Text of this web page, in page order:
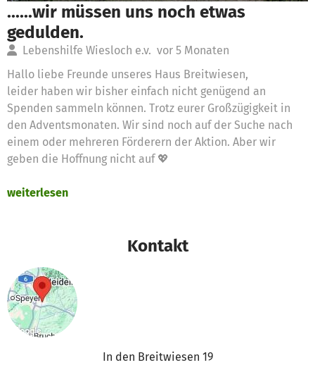
......wir müssen uns noch etwas
gedulden.
Lebenshilfe Wiesloch e.v. vor 5 Monaten
Hallo liebe Freunde unseres Haus Breitwiesen,
leider haben wir bisher einfach nicht genügend an
Spenden sammeln können. Trotz eurer Großzügigkeit in
den Adventsmonaten. Wir sind noch auf der Suche nach
einem oder mehreren Förderern der Aktion. Aber wir
geben die Hoffnung nicht auf 💖
weiterlesen
Kontakt
In den Breitwiesen 19